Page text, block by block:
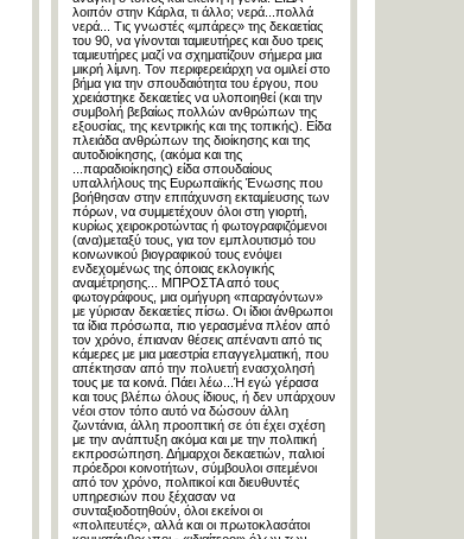
λοιπόν στην Κάρλα, τι άλλο; νερά...πολλά
νερά... Τις γνωστές «μπάρες» της δεκαετίας
του 90, να γίνονται ταμιευτήρες και δυο τρεις
ταμιευτήρες μαζί να σχηματίζουν σήμερα μια
μικρή λίμνη. Τον περιφερειάρχη να ομιλεί στο
βήμα για την σπουδαιότητα του έργου, που
χρειάστηκε δεκαετίες να υλοποιηθεί (και την
συμβολή βεβαίως πολλών ανθρώπων της
εξουσίας, της κεντρικής και της τοπικής). Είδα
πλειάδα ανθρώπων της διοίκησης και της
αυτοδιοίκησης, (ακόμα και της
...παραδιοίκησης) είδα σπουδαίους
υπαλλήλους της Ευρωπαϊκής Ένωσης που
βοήθησαν στην επιτάχυνση εκταμίευσης των
πόρων, να συμμετέχουν όλοι στη γιορτή,
κυρίως χειροκροτώντας ή φωτογραφιζόμενοι
(ανα)μεταξύ τους, για τον εμπλουτισμό του
κοινωνικού βιογραφικού τους ενόψει
ενδεχομένως της όποιας εκλογικής
αναμέτρησης... ΜΠΡΟΣΤΑ από τους
φωτογράφους, μια ομήγυρη «παραγόντων»
με γύρισαν δεκαετίες πίσω. Οι ίδιοι άνθρωποι
τα ίδια πρόσωπα, πιο γερασμένα πλέον από
τον χρόνο, έπιαναν θέσεις απέναντι από τις
κάμερες με μια μαεστρία επαγγελματική, που
απέκτησαν από την πολυετή ενασχολησή
τους με τα κοινά. Πάει λέω...Ή εγώ γέρασα
και τους βλέπω όλους ίδιους, ή δεν υπάρχουν
νέοι στον τόπο αυτό να δώσουν άλλη
ζωντάνια, άλλη προοπτική σε ότι έχει σχέση
με την ανάπτυξη ακόμα και με την πολιτική
εκπροσώπηση. Δήμαρχοι δεκαετιών, παλιοί
πρόεδροι κοινοτήτων, σύμβουλοι σιτεμένοι
από τον χρόνο, πολιτικοί και διευθυντές
υπηρεσιών που ξέχασαν να
συνταξιοδοτηθούν, όλοι εκείνοι οι
«πολιτευτές», αλλά και οι πρωτοκλασάτοι